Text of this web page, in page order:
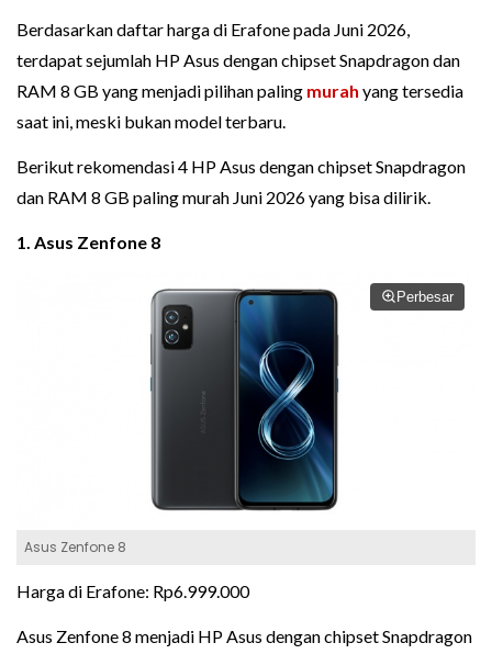
Berdasarkan daftar harga di Erafone pada Juni 2026,
terdapat sejumlah HP Asus dengan chipset Snapdragon dan
RAM 8 GB yang menjadi pilihan paling murah yang tersedia
saat ini, meski bukan model terbaru.
Berikut rekomendasi 4 HP Asus dengan chipset Snapdragon
dan RAM 8 GB paling murah Juni 2026 yang bisa dilirik.
1. Asus Zenfone 8
Perbesar
Asus Zenfone 8
Harga di Erafone: Rp6.999.000
Asus Zenfone 8 menjadi HP Asus dengan chipset Snapdragon